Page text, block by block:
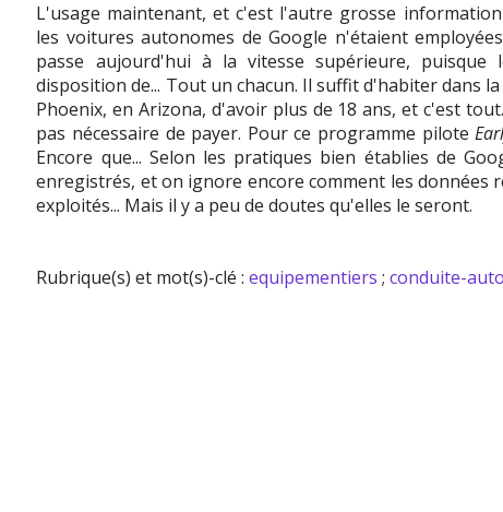
L'usage maintenant, et c'est l'autre grosse
les voitures autonomes de Google n'étaient
passe aujourd'hui à la vitesse supérieure,
disposition de... Tout un chacun. Il suffit d'habiter dans
Phoenix, en Arizona, d'avoir plus de 18 ans, et c'est tout.
pas nécessaire de payer. Pour ce programme pilote
Encore que... Selon les pratiques bien établies de
enregistrés, et on ignore encore comment les données
exploités... Mais il y a peu de doutes qu'elles le seront.
Rubrique(s) et mot(s)-clé :equipementiers ;conduite-